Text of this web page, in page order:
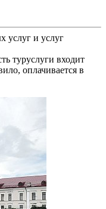
услуг и услуг
туруслуги входит
оплачивается в